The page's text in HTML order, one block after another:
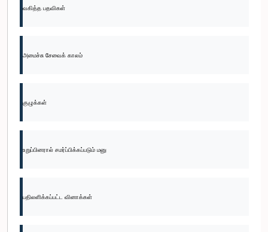
வகித்த பதவிகள்
அமைச்சு சேவைக் காலம்
குழுக்கள்
உறுப்பினரால் சமர்ப்பிக்கப்படும் மனு
பதிலளிக்கப்பட்ட வினாக்கள்